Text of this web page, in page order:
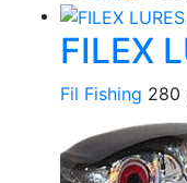
FILEX
Fil Fishing 280